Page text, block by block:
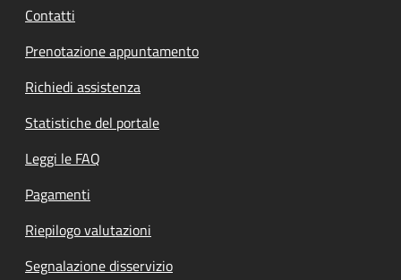
Contatti
Prenotazione appuntamento
Richiedi assistenza
Statistiche del portale
Leggi le FAQ
Pagamenti
Riepilogo valutazioni
Segnalazione disservizio